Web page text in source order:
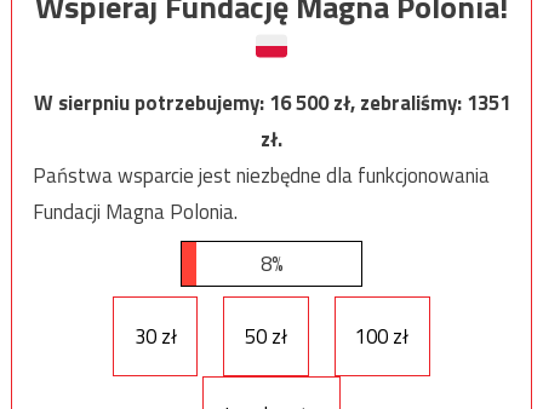
W sierpniu potrzebujemy:16 500zł, zebraliśmy:1351
zł.
Państwa wsparcie jest niezbędne dla funkcjonowania
Fundacji Magna Polonia.
8%
30 zł 50 zł 100 zł